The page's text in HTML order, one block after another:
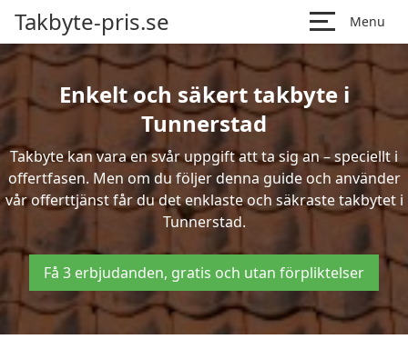
Takbyte-pris.se Menu
Enkelt och säkert takbyte i
Tunnerstad
Takbyte kan vara en svår uppgift att ta sig an – speciellt i
offertfasen. Men om du följer denna guide och använder
vår offerttjänst får du det enklaste och säkraste takbytet i
Tunnerstad.
Få 3 erbjudanden, gratis och utan förpliktelser